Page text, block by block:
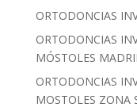
ORTODONCIAS
ORTODONCIAS
MÓSTOLES
ORTODONCIAS
MOSTOLES ZONA